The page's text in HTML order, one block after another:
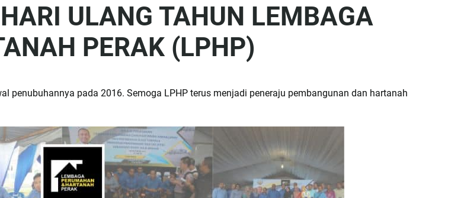
ULANG TAHUN LEMBAGA
PERAK (LPHP)
penubuhannya pada 2016. Semoga LPHP terus menjadi peneraju pembangunan dan hartanah